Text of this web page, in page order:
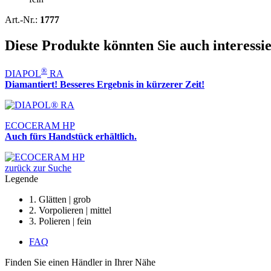
Art.-Nr.: 1777
Diese Produkte könnten Sie auch
DIAPOL® RA
Diamantiert! Besseres Ergebnis in kürzerer Zeit!
ECOCERAM HP
Auch fürs Handstück erhältlich.
zurück zur Suche
Legende
1. Glätten | grob
2. Vorpolieren | mittel
3. Polieren | fein
FAQ
Finden Sie einen Händler in Ihrer Nähe